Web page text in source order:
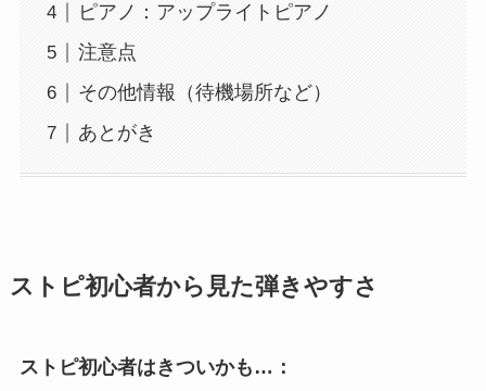
ピアノ：アップライトピアノ
注意点
その他情報（待機場所など）
あとがき
ストピ初心者から見た弾きやすさ
ストピ初心者はきついかも…：